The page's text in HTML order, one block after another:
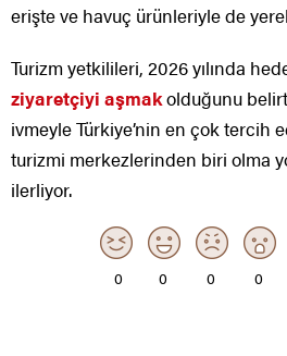
erişte ve havuç ürünleriyle de
Turizm yetkilileri, 2026 yılında
ziyaretçiyi aşmakolduğunu
ivmeyle Türkiye’nin en çok tercih
turizmi merkezlerinden biri olma
ilerliyor.
0 0 0 0